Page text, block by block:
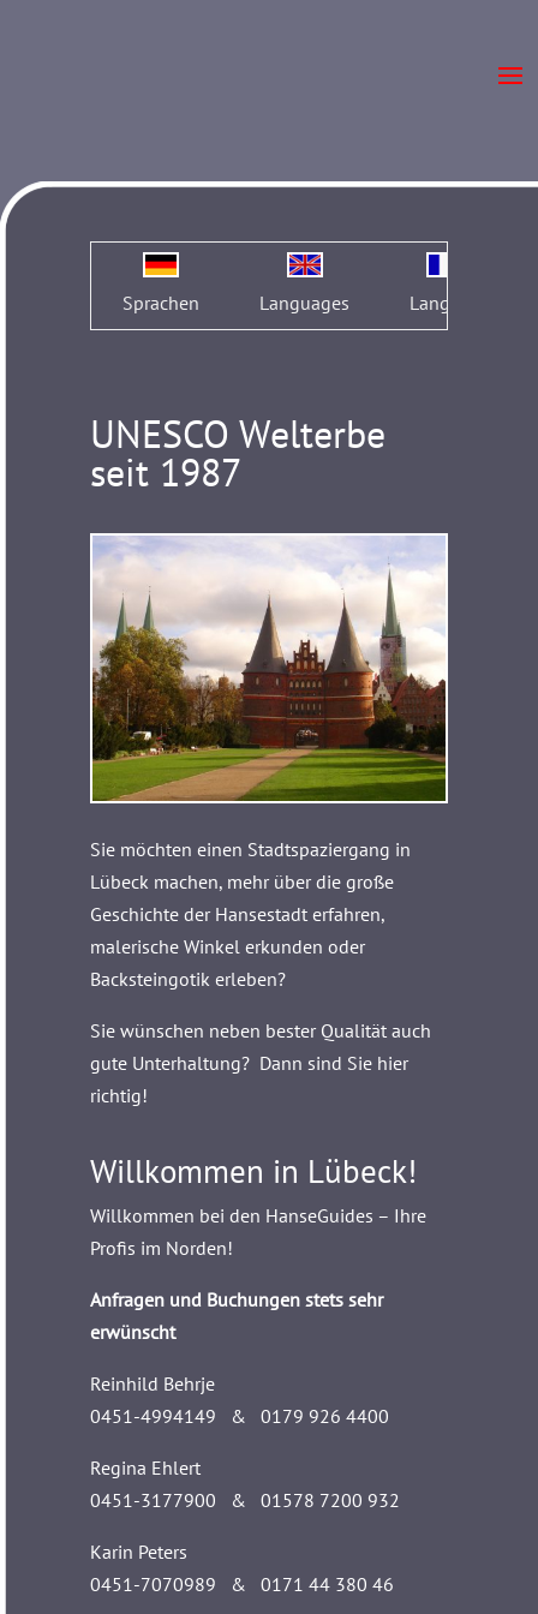
Sprachen Languages Langues
UNESCO Welterbe
seit 1987
Sie möchten einen Stadtspaziergang in
Lübeck machen, mehr über die große
Geschichte der Hansestadt erfahren,
malerische Winkel erkunden oder
Backsteingotik erleben?
Sie wünschen neben bester Qualität auch
gute Unterhaltung? Dann sind Sie hier
richtig!
Willkommen in Lübeck!
Willkommen bei den HanseGuides – Ihre
Profis im Norden!
Anfragen und Buchungen stets sehr
erwünscht
Reinhild Behrje
0451-4994149 & 0179 926 4400
Regina Ehlert
0451-3177900 & 01578 7200 932
Karin Peters
0451-7070989 & 0171 44 380 46